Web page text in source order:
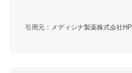
引用元：メディシナ製薬株式会社HP